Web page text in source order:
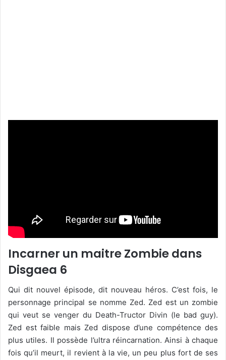
Incarner un maitre Zombie dans
Disgaea 6
Qui dit nouvel épisode, dit nouveau héros. C’est fois, le
personnage principal se nomme Zed. Zed est un zombie
qui veut se venger du Death-Tructor Divin (le bad guy).
Zed est faible mais Zed dispose d’une compétence des
plus utiles. Il possède l’ultra réincarnation. Ainsi à chaque
fois qu’il meurt, il revient à la vie, un peu plus fort de ses